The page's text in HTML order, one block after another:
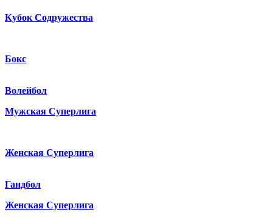
Кубок Содружества
Бокс
Волейбол
Мужская Суперлига
Женская Суперлига
Гандбол
Женская Суперлига